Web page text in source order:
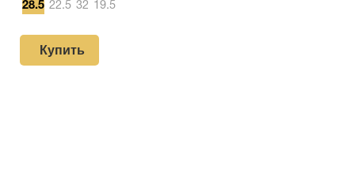
28.5 22.5 32 19.5
Купить